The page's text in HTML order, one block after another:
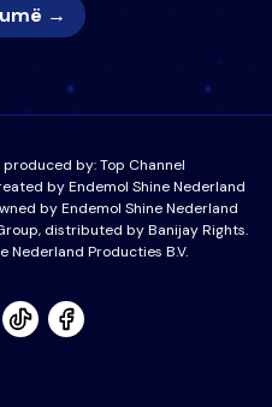
→
produced by:Top Channel
by Endemol Shine Nederland
by Endemol Shine Nederland
distributed by Banijay Rights.
Nederland Producties B.V.